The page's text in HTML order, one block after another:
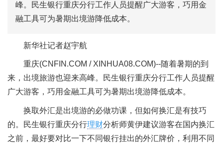
峰。民生银行重庆分行工作人员提醒广大游客，巧用金
融工具可为暑期出境游降低成本。
新华社记者赵宇航
重庆(CNFIN.COM / XINHUA08.COM)--随着暑期的到
来，出境旅游也迎来高峰。民生银行重庆分行工作人员提醒
广大游客，巧用金融工具可为暑期出境游降低成本。
换取外汇是出境游的必做功课，但如何换汇是有技巧
的。民生银行重庆分行理财分析师黄伊建议游客在国内换汇
之前，最好要对比一下不同银行挂出的外汇牌价，利用不同